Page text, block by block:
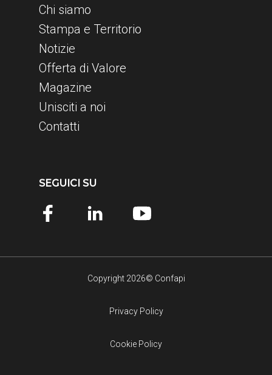
Chi siamo
Stampa e Territorio
Notizie
Offerta di Valore
Magazine
Unisciti a noi
Contatti
SEGUICI SU
Copyright 2026© Confapi
Privacy Policy
Cookie Policy